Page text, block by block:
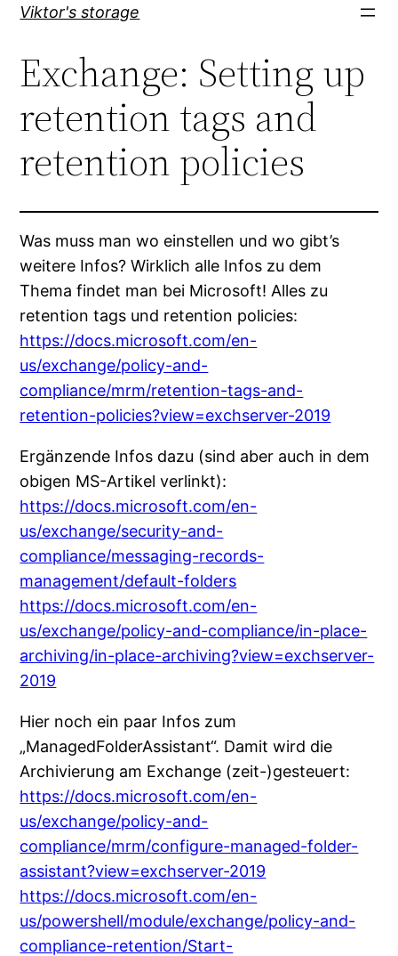
Direkt
Inhalt
wechseln
Viktor's storage
Exchange: Setting up
retention tags and
retention policies
Was muss man wo einstellen und wo gibt’s
weitere Infos? Wirklich alle Infos zu dem
Thema findet man bei Microsoft! Alles zu
retention tags und retention policies:
https://docs.microsoft.com/en-
us/exchange/policy-and-
compliance/mrm/retention-tags-and-
retention-policies?view=exchserver-2019
Ergänzende Infos dazu (sind aber auch in dem
obigen MS-Artikel verlinkt):
https://docs.microsoft.com/en-
us/exchange/security-and-
compliance/messaging-records-
management/default-folders
https://docs.microsoft.com/en-
us/exchange/policy-and-compliance/in-place-
archiving/in-place-archiving?view=exchserver-
2019
Hier noch ein paar Infos zum
„ManagedFolderAssistant“. Damit wird die
Archivierung am Exchange (zeit-)gesteuert:
https://docs.microsoft.com/en-
us/exchange/policy-and-
compliance/mrm/configure-managed-folder-
assistant?view=exchserver-2019
https://docs.microsoft.com/en-
us/powershell/module/exchange/policy-and-
compliance-retention/Start-